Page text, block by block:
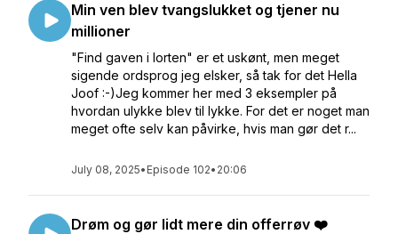
Min ven blev tvangslukket og tjener nu
millioner
"Find gaven i lorten" er et uskønt, men meget
sigende ordsprog jeg elsker, så tak for det Hella
Joof :-)Jeg kommer her med 3 eksempler på
hvordan ulykke blev til lykke. For det er noget man
meget ofte selv kan påvirke, hvis man gør det r...
July 08, 2025• Episode 102• 20:06
Drøm og gør lidt mere din offerrøv ❤️